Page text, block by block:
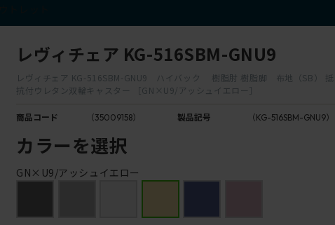
レヴィチェア KG-516SBM-GNU9
レヴィチェア KG-516SBM-GNU9 ハイバック 樹脂肘 樹脂脚 布地（SB） 抵
抗付ウレタン双輪キャスター ［GN×U9/アッシュイエロー］
商品コード （35009158） 製品記号 （KG-516SBM-GNU9）
カラーを選択
GN×U9/アッシュイエロー